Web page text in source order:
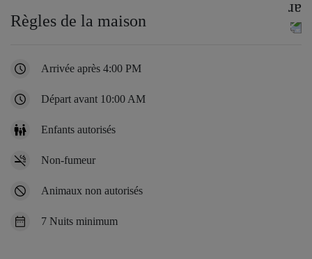
Règles de la maison
Arrivée après 4:00 PM
Départ avant 10:00 AM
Enfants autorisés
Non-fumeur
Animaux non autorisés
7 Nuits minimum